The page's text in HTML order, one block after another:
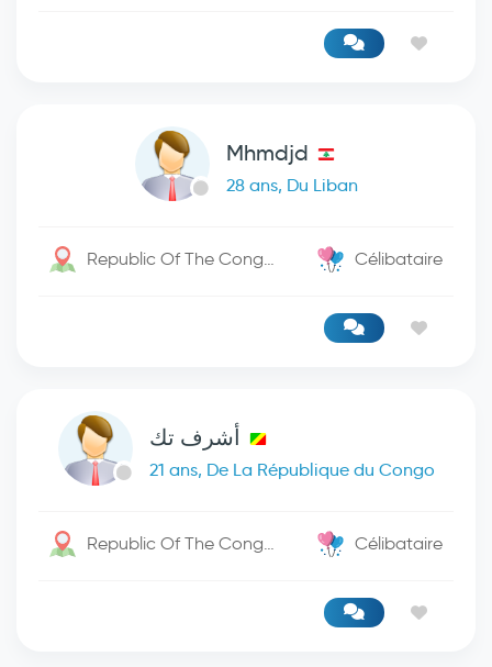
Mhmdjd
28 ans, Du Liban
Republic Of The Congo / Kinshasa Célibataire
أشرف تك
21 ans, De La République du Congo
Republic Of The Congo / Baya Célibataire